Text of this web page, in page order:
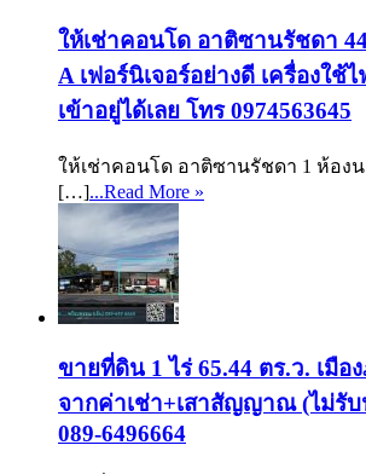
ให้เช่าคอนโด อาติซานรัชดา
A เฟอร์นิเจอร์อย่างดี เครื่องใช้
เข้าอยู่ได้เลย โทร 0974563645
ให้เช่าคอนโด อาติซานรัชดา 1 ห้อง
[…]...Read More »
ขายที่ดิน 1 ไร่ 65.44 ตร.ว. เมือ
จากค่าเช่า+เสาสัญญาณ (ไม่รั
089-6496664